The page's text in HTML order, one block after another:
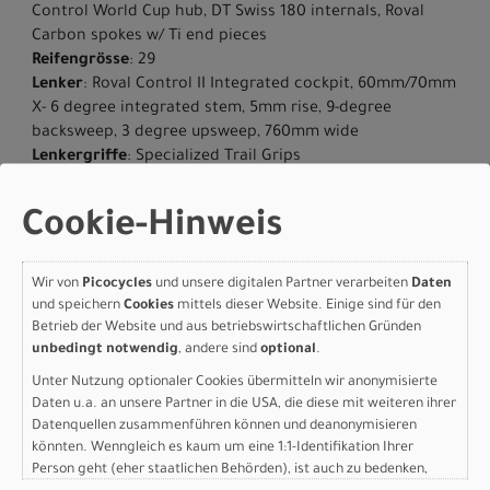
Control World Cup hub, DT Swiss 180 internals, Roval
Carbon spokes w/ Ti end pieces
Reifengrösse: 29
Lenker: Roval Control II Integrated cockpit, 60mm/70mm
X- 6 degree integrated stem, 5mm rise, 9-degree
backsweep, 3 degree upsweep, 760mm wide
Lenkergriffe: Specialized Trail Grips
Rails, SM: 155mm, M-XL: 143mm
Sattelstütze: RockShox Reverb AXS, 30.9mm, S: 125mm,
Gewicht: 9.66 kg (21 lb, 4.7 oz)
Herstellerdaten gem. GPSR
Marke Specialized:Specialized Germany GmbH
Hauptstr. 4
+49 8024 90 288 01
Cookie-Hinweis
Wir von Picocycles und unsere digitalen Partner verarbeiten Daten
und speichern Cookies mittels dieser Website. Einige sind für den
Betrieb der Website und aus betriebswirtschaftlichen Gründen
unbedingt notwendig, andere sind optional.
Unter Nutzung optionaler Cookies übermitteln wir anonymisierte
Daten u.a. an unsere Partner in die USA, die diese mit weiteren ihrer
Datenquellen zusammenführen können und deanonymisieren
könnten. Wenngleich es kaum um eine 1:1-Identifikation Ihrer
Person geht (eher staatlichen Behörden), ist auch zu bedenken,